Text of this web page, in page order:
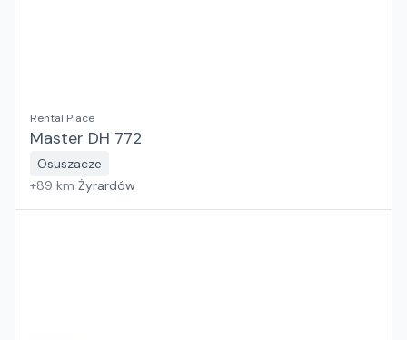
Rental Place
Master DH 772
Osuszacze
+89 km Żyrardów